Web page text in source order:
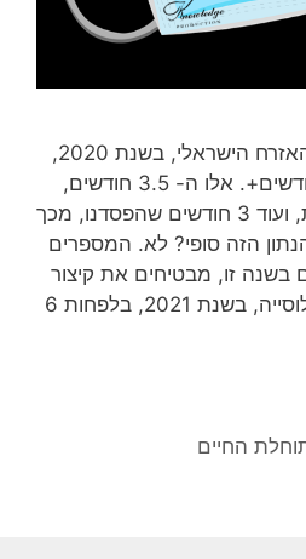
הקורונה קיצרה את חיי האזרח הישראלי, בשנת 2020,
בממוצע בערך בכ- 6 חודשים+. אלו ה- 3.5 חודשים,
בהשוואה לשנה הקודמת, ועוד 3 חודשים שהפסדנו, מכך
הזה סופי? לא. המספרים
זו, מבטיחים את קיצור
תוחלת החיים של האוכלוסייה, בשנת 2021, בלפחות 6
החיים